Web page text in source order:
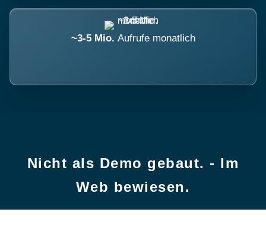
~3-5 Mio. Aufrufe monatlich
Nicht als Demo gebaut. - Im
Web bewiesen.